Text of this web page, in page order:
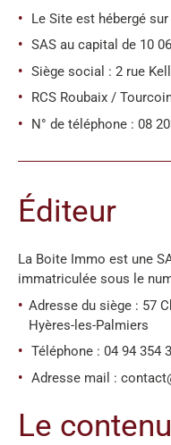
Le Site est hébergé
SAS au capital de 10
Siège social : 2 rue
RCS Roubaix /
N° de téléphone : 08
Éditeur
La Boite Immo est une
immatriculée sous le
Adresse du siège : 57
Hyères-les-Palmiers
Téléphone : 04 94 354
Adresse mail :
Le